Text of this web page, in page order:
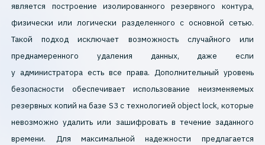
является построение изолированного резервного контура,
физически или логически разделенного с основной сетью.
Такой подход исключает возможность случайного или
преднамеренного удаления данных, даже если
у администратора есть все права. Дополнительный уровень
безопасности обеспечивает использование неизменяемых
резервных копий на базе S3 с технологией object lock, которые
невозможно удалить или зашифровать в течение заданного
времени. Для максимальной надежности предлагается